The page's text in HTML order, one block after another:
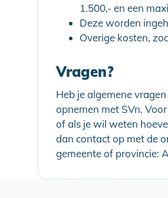
1.500,- en een
Deze worden
Overige kosten,
Vragen?
Heb je algemene
opnemen met SVn.
of als je wil weten
dan contact op met de
gemeente of provincie: